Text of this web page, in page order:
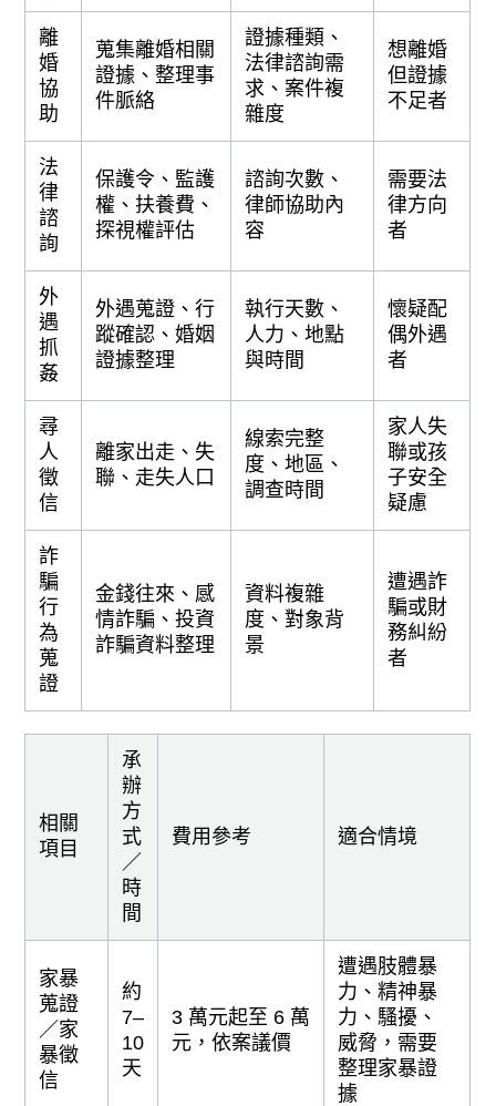
離
婚
協
助
蒐集離婚相關
證據、整理事
件脈絡
證據種類、
法律諮詢需
求、案件複
雜度
想離婚
但證據
不足者
法
律
諮
詢
保護令、監護
權、扶養費、
探視權評估
諮詢次數、
律師協助內
容
需要法
律方向
者
外
遇
抓
姦
外遇蒐證、行
蹤確認、婚姻
證據整理
執行天數、
人力、地點
與時間
懷疑配
偶外遇
者
尋
人
徵
信
離家出走、失
聯、走失人口
線索完整
度、地區、
調查時間
家人失
聯或孩
子安全
疑慮
詐
騙
行
為
蒐
證
金錢往來、感
情詐騙、投資
詐騙資料整理
資料複雜
度、對象背
景
遭遇詐
騙或財
務糾紛
者
相關
項目
承
辦
方
式
／
時
間
費用參考 適合情境
家暴
蒐證
／家
暴徵
信
約
7–
10
天
3 萬元起至 6 萬
元，依案議價
遭遇肢體暴
力、精神暴
力、騷擾、
威脅，需要
整理家暴證
據